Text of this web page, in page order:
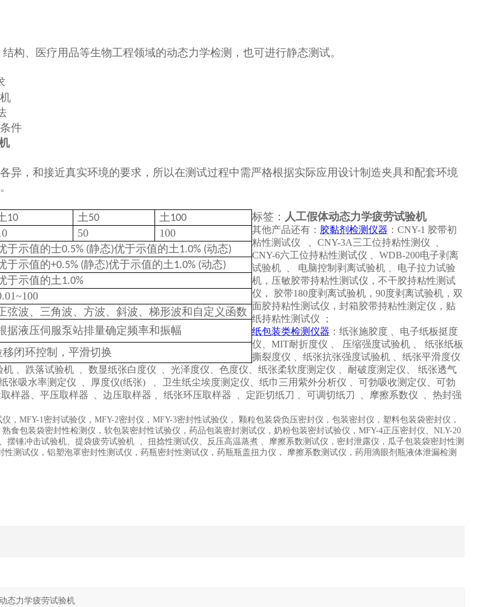
构、医疗用品等生物工程领域的动态力学检测，也可进行静态测试。
件
异，和接近真实环境的要求，所以在测试过程中需严格根据实际应用设计制造夹具和配套环境
10 土50 土100
50 100
于示值的士0.5% (静态)优于示值的土1.0% (动态)
于示值的+0.5% (静态)优于示值的土1.0% (动态)
于示值的土1.0%
弦波、三角波、方波、斜波、梯形波和自定义函数
据液压伺服泵站排量确定频率和振幅
闭环控制，平滑切换
标签： 人工假体动态力学疲劳试验机
其他产品还有： 胶黏剂检测仪器 ： CNY-1 胶带初
粘性测试仪
、CNY-3A三工位持粘性测仪
CNY-6六工位持粘性测试仪
、WDB-200电子剥离
试验机
电脑控制剥离试验机
、电子拉力试验
机，压敏胶带持粘性测试仪，不干胶持粘性测试
仪， 胶带180度剥离试验机，90度剥离试验机，双
面胶持粘性测试仪，封箱胶带持粘性测定仪，贴
纸持粘性测试仪
；
纸包装类检测仪器 ：纸张施胶度
、电子纸板挺度
仪、MIT耐折度仪
压缩强度试验机
纸张纸板
撕裂度仪
、纸张抗张强度试验机
、纸张平滑度仪
机
、跌落试验机 、数显纸张白度仪 、光泽度仪、色度仪、纸张柔软度测定仪 、耐破度测定仪、
纸张透气
张吸水率测定仪 、厚度仪(纸张) 、卫生纸尘埃度测定仪、纸巾三用紫外分析仪
、可勃吸收测定仪、可勃
样器、平压取样器 、边压取样器 、纸张环压取样器 、定距切纸刀 、可调切纸刀 、摩擦系数仪
、热封强
， MFY-1密封试验仪， MFY-2密封仪， MFY-3密封性试验仪， 颗粒包装袋负压密封仪，包装密封仪，塑料包装袋密封仪，
食包装袋密封性检测仪，软包装密封性试验仪，药品包装密封测试仪，奶粉包装密封试验仪， MFY-4正压密封仪、 NLY-20
、摆锤冲击试验机、提袋疲劳试验机 、扭捻性测试仪、反压高温蒸煮 、摩擦系数测试仪，密封泄露仪，瓜子包装袋密封性测
测试仪，铝塑泡罩密封性测试仪，药瓶密封性测试仪，药瓶瓶盖扭力仪， 摩擦系数测试仪，药用滴眼剂瓶液体泄漏检测